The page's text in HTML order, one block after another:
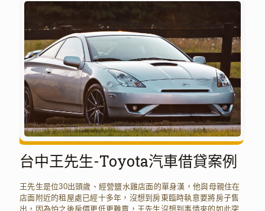
台中王先生-Toyota汽車借貸案例
王先生是位30出頭歲、經營鹽水雞店面的單身漢，他與母親住在
店面附近的租屋處已經十多年，沒想到房東臨時執意要將房子售
出，因為怕之後房價更低更難賣，王先生沒想到事情來的如此突